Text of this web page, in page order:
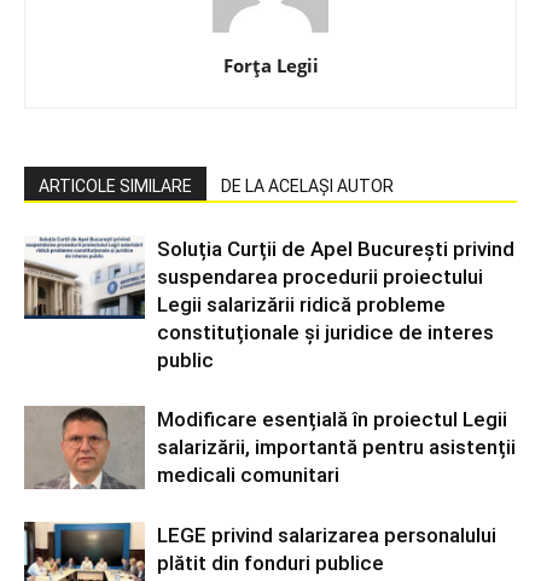
Forța Legii
ARTICOLE SIMILARE DE LA ACELAȘI AUTOR
Soluția Curții de Apel București privind
suspendarea procedurii proiectului
Legii salarizării ridică probleme
constituționale și juridice de interes
public
Modificare esențială în proiectul Legii
salarizării, importantă pentru asistenții
medicali comunitari
LEGE privind salarizarea personalului
plătit din fonduri publice